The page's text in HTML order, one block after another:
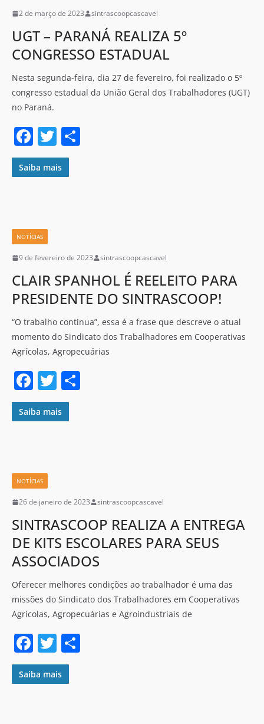
k
2 de março de 2023 sintrascoopcascavel
UGT – PARANÁ REALIZA 5º
CONGRESSO ESTADUAL
Nesta segunda-feira, dia 27 de fevereiro, foi realizado o 5º
congresso estadual da União Geral dos Trabalhadores (UGT)
no Paraná.
F
a
c
o
o
k
T
w
itt
Saiba mais
NOTÍCIAS
9 de fevereiro de 2023 sintrascoopcascavel
CLAIR SPANHOL É REELEITO PARA
PRESIDENTE DO SINTRASCOOP!
“O trabalho continua”, essa é a frase que descreve o atual
momento do Sindicato dos Trabalhadores em Cooperativas
Agrícolas, Agropecuárias
F
a
c
o
o
k
T
w
itt
Saiba mais
NOTÍCIAS
26 de janeiro de 2023 sintrascoopcascavel
SINTRASCOOP REALIZA A ENTREGA
DE KITS ESCOLARES PARA SEUS
ASSOCIADOS
Oferecer melhores condições ao trabalhador é uma das
missões do Sindicato dos Trabalhadores em Cooperativas
Agrícolas, Agropecuárias e Agroindustriais de
F
a
c
T
w
itt
Saiba mais